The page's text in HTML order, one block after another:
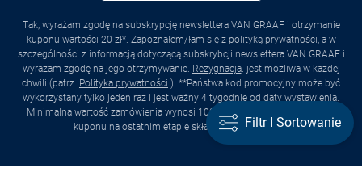
Tak, wyrażam zgodę na subskrypcję newslettera VAN GRAAF i otrzymanie
kuponu wartości 20 zł*. Zapoznałem/łam się z polityką prywatności, a w
szczególności z informacją dotyczącą subskrybcji newslettera VAN GRAAF i
wyrażam zgodę na jego otrzymywanie. Rezygnacja. jest możliwa w każdej
chwili (patrz: Polityka prywatności ). **Państwa kod promocyjny może być
wykorzystany tylko jeden raz i jest ważny 4 tygodnie od daty wystawienia.
Minimalna wartość zamówienia wynosi 100 zł Prosimy o wprowadzenie
kuponu na ostatnim etapie składania zamówienia.Filtr I Sortowanie